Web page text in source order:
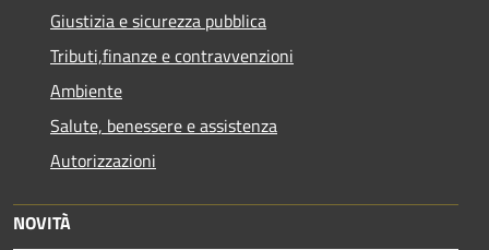
Giustizia e sicurezza pubblica
Tributi,finanze e contravvenzioni
Ambiente
Salute, benessere e assistenza
Autorizzazioni
NOVITÀ